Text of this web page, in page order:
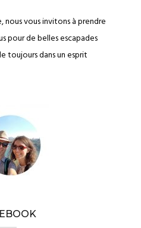
nous vous invitons à prendre
pour de belles escapades
toujours dans un esprit